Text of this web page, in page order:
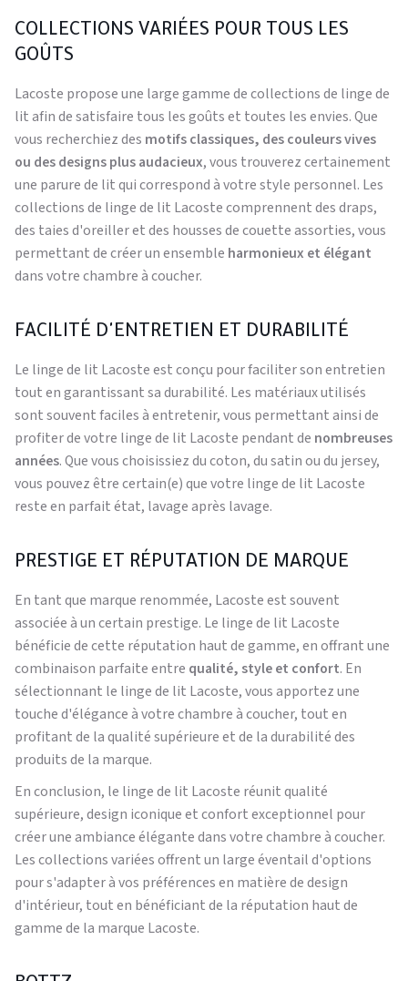
COLLECTIONS VARIÉES POUR TOUS LES
GOÛTS
Lacoste propose une large gamme de collections de linge de
lit afin de satisfaire tous les goûts et toutes les envies. Que
vous recherchiez des motifs classiques, des couleurs vives
ou des designs plus audacieux, vous trouverez certainement
une parure de lit qui correspond à votre style personnel. Les
collections de linge de lit Lacoste comprennent des draps,
des taies d'oreiller et des housses de couette assorties, vous
permettant de créer un ensemble harmonieux et élégant
dans votre chambre à coucher.
FACILITÉ D'ENTRETIEN ET DURABILITÉ
Le linge de lit Lacoste est conçu pour faciliter son entretien
tout en garantissant sa durabilité. Les matériaux utilisés
sont souvent faciles à entretenir, vous permettant ainsi de
profiter de votre linge de lit Lacoste pendant de nombreuses
années. Que vous choisissiez du coton, du satin ou du jersey,
vous pouvez être certain(e) que votre linge de lit Lacoste
reste en parfait état, lavage après lavage.
PRESTIGE ET RÉPUTATION DE MARQUE
En tant que marque renommée, Lacoste est souvent
associée à un certain prestige. Le linge de lit Lacoste
bénéficie de cette réputation haut de gamme, en offrant une
combinaison parfaite entre qualité, style et confort. En
sélectionnant le linge de lit Lacoste, vous apportez une
touche d'élégance à votre chambre à coucher, tout en
profitant de la qualité supérieure et de la durabilité des
produits de la marque.
En conclusion, le linge de lit Lacoste réunit qualité
supérieure, design iconique et confort exceptionnel pour
créer une ambiance élégante dans votre chambre à coucher.
Les collections variées offrent un large éventail d'options
pour s'adapter à vos préférences en matière de design
d'intérieur, tout en bénéficiant de la réputation haut de
gamme de la marque Lacoste.